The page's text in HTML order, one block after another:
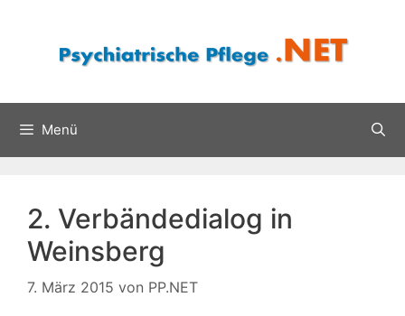
Menü
2. Verbändedialog in
Weinsberg
7. März 2015 von PP.NET